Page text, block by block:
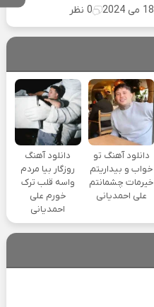
18 می 2024 0 نظر
دانلود آهنگ تو
خواب و بیداریتم
خیرمات چشمانتم
علی احمدیانی
دانلود آهنگ
روزگار بیا مردم
واسه قلب ترک
خورم علی
احمدیانی